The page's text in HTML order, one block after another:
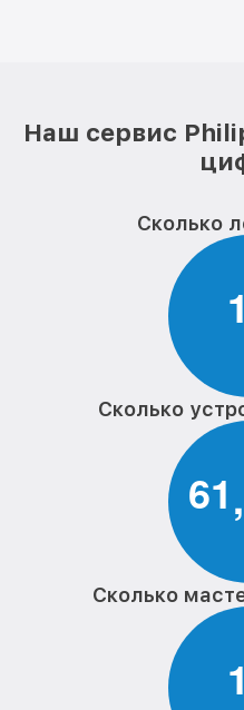
Наш сервис
Сколько
1
Сколько
61,
Сколько
1